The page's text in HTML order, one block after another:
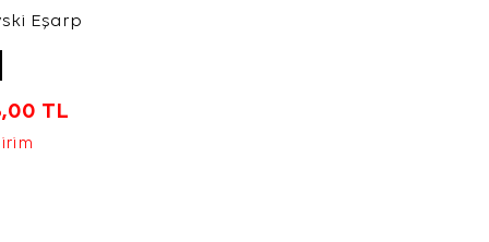
Eşarp
TL